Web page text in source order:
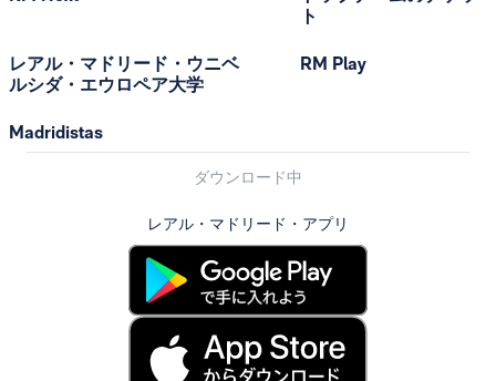
レアル・マドリード・ウニベ
ルシダ・エウロペア大学
Madridistas
ト
RM Play
ダウンロード中
レアル・マドリード・アプリ